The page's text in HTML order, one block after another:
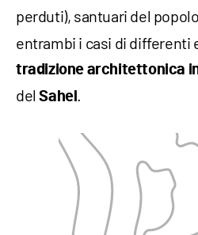
perduti), santuari del popolo
entrambi i casi di differenti
tradizione architettonica
delSahel .